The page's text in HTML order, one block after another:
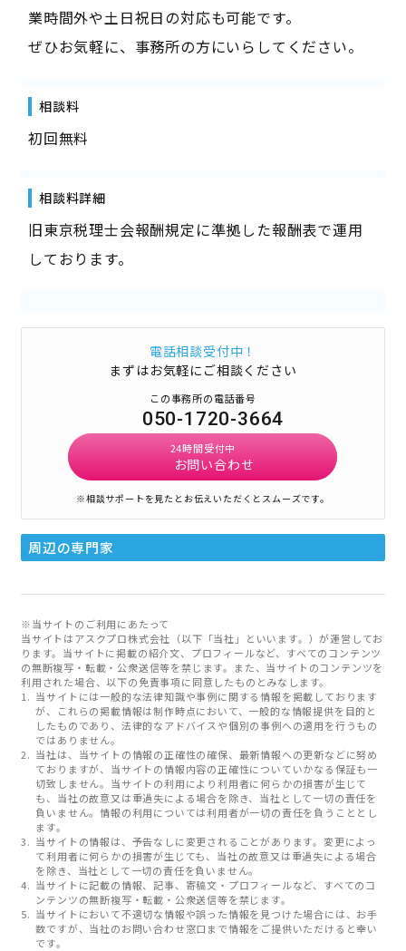
業時間外や土日祝日の対応も可能です。
ぜひお気軽に、事務所の方にいらしてください。
相談料
初回無料
相談料詳細
旧東京税理士会報酬規定に準拠した報酬表で運用
しております。
電話相談受付中！
まずはお気軽にご相談ください
この事務所の電話番号
050-1720-3664
24時間受付中
お問い合わせ
※相談サポートを見たとお伝えいただくとスムーズです。
周辺の専門家
※当サイトのご利用にあたって
当サイトはアスクプロ株式会社（以下「当社」といいます。）が運営してお
ります。当サイトに掲載の紹介文、プロフィールなど、すべてのコンテンツ
の無断複写・転載・公衆送信等を禁じます。また、当サイトのコンテンツを
利用された場合、以下の免責事項に同意したものとみなします。
当サイトには一般的な法律知識や事例に関する情報を掲載しております
が、これらの掲載情報は制作時点において、一般的な情報提供を目的と
したものであり、法律的なアドバイスや個別の事例への適用を行うもの
ではありません。
当社は、当サイトの情報の正確性の確保、最新情報への更新などに努め
ておりますが、当サイトの情報内容の正確性についていかなる保証も一
切致しません。当サイトの利用により利用者に何らかの損害が生じて
も、当社の故意又は重過失による場合を除き、当社として一切の責任を
負いません。情報の利用については利用者が一切の責任を負うこととし
ます。
当サイトの情報は、予告なしに変更されることがあります。変更によっ
て利用者に何らかの損害が生じても、当社の故意又は重過失による場合
を除き、当社として一切の責任を負いません。
当サイトに記載の情報、記事、寄稿文・プロフィールなど、すべてのコ
ンテンツの無断複写・転載・公衆送信等を禁じます。
当サイトにおいて不適切な情報や誤った情報を見つけた場合には、お手
数ですが、当社のお問い合わせ窓口まで情報をご提供いただけると幸い
です。